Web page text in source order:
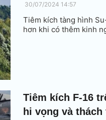
30/07/2024 14:57
Tiêm kích tàng hình
hơn khi có thêm kinh
Tiêm kích F-16
hi vọng và